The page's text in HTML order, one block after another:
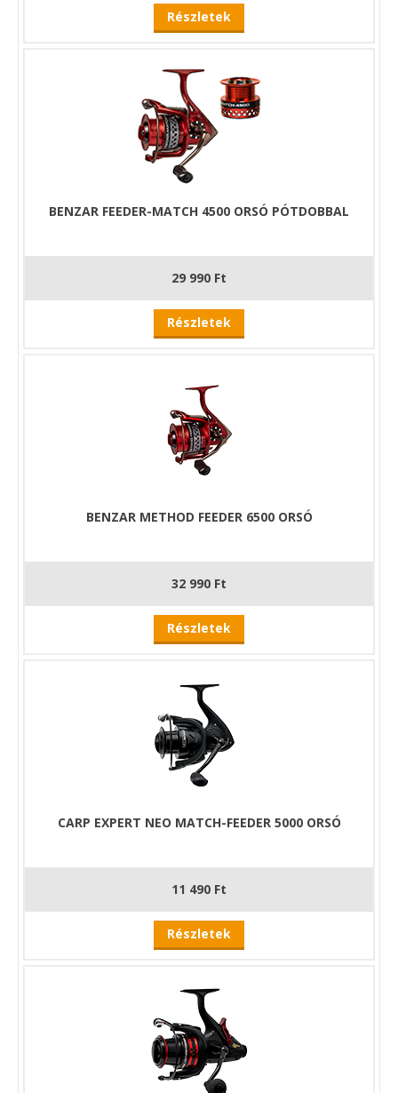
Részletek
BENZAR FEEDER-MATCH 4500 ORSÓ PÓTDOBBAL
29 990 Ft
Részletek
BENZAR METHOD FEEDER 6500 ORSÓ
32 990 Ft
Részletek
CARP EXPERT NEO MATCH-FEEDER 5000 ORSÓ
11 490 Ft
Részletek